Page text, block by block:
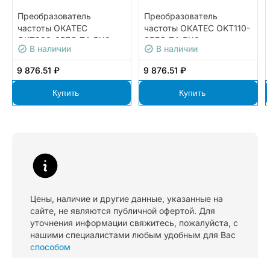
Преобразователь
частоты ОКАТЕС
OKT200-0R7G-T4-BX0
В наличии
9 876.51 ₽
Купить
Преобразователь
частоты ОКАТЕС OKT110-
0R7G-T4-BX0
В наличии
9 876.51 ₽
Купить
Цены, наличие и другие данные, указанные на
сайте, не являются публичной офертой. Для
уточнения информации свяжитесь, пожалуйста, с
нашими специалистами любым удобным для Вас
способом